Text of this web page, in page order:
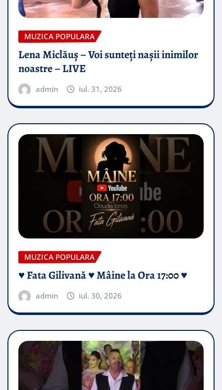
MUZICA POPULARA
Lena Miclăuș – Voi sunteți nașii inimilor
noastre – LIVE
admin iul. 31, 2026
MUZICA POPULARA
♥️ Fata Gilivană ♥️ Mâine la Ora 17:00 ♥️
admin iul. 30, 2026